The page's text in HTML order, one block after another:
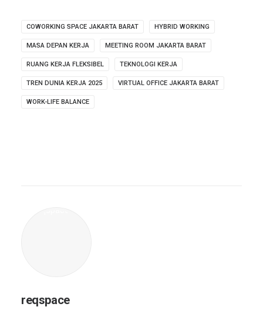
COWORKING SPACE JAKARTA BARAT HYBRID WORKING
MASA DEPAN KERJA MEETING ROOM JAKARTA BARAT
RUANG KERJA FLEKSIBEL TEKNOLOGI KERJA
TREN DUNIA KERJA 2025 VIRTUAL OFFICE JAKARTA BARAT
WORK-LIFE BALANCE
reqspace